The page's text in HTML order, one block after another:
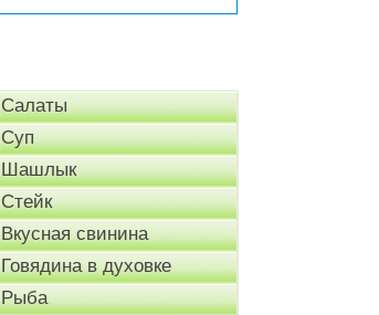
Салаты
Суп
Шашлык
Стейк
Вкусная свинина
Говядина в духовке
Рыба